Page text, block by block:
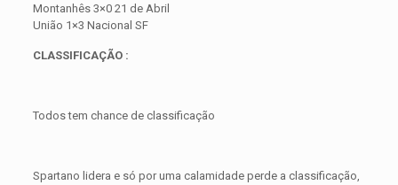
Montanhês 3×0 21 de Abril
União 1×3 Nacional SF
CLASSIFICAÇÃO :
Todos tem chance de classificação
Spartano lidera e só por uma calamidade perde a classificação,